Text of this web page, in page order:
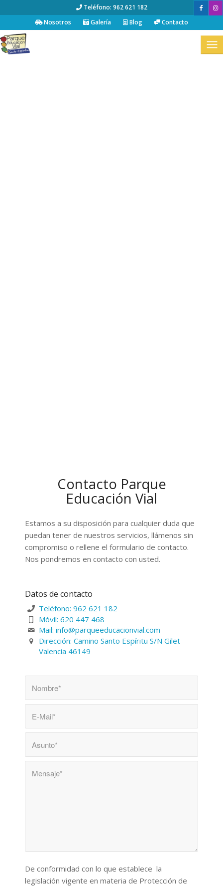
Teléfono: 962 621 182
Nosotros
Galería Blog Contacto
Contacto Parque
Educación Vial
Estamos a su disposición para cualquier duda que
puedan tener de nuestros servicios, llámenos sin
compromiso o rellene el formulario de contacto.
Nos pondremos en contacto con usted.
Datos de contacto
Teléfono: 962 621 182
Móvil: 620 447 468
Mail: info@parqueeducacionvial.com
Dirección: Camino Santo Espíritu S/N Gilet
Valencia 46149
De conformidad con lo que establece la
legislación vigente en materia de Protección de